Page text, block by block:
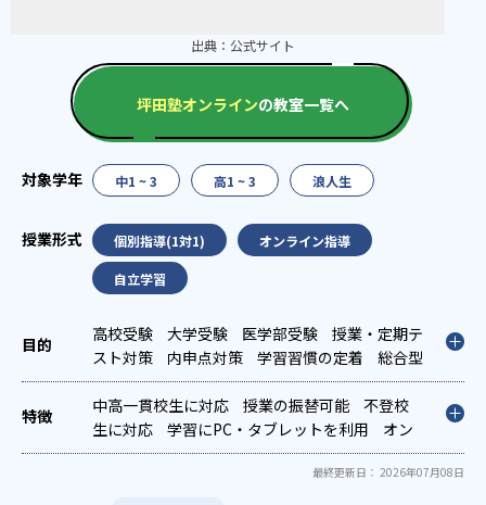
出典： 公式サイト
坪田塾オンラインの教室一覧へ
中1 ~ 3 高1 ~ 3 浪人生
個別指導(1対1) オンライン指導
自立学習
高校受験 大学受験 医学部受験
授業・定期テ
スト対策
内申点対策 学習習慣の定着
総合型
選抜(旧AO)対策
推薦入試対策
学校別特化対
策
国公立大対策 私大対策
共通テスト対策
英検(英語検定)対策
漢検(漢字検定)対策
数学
特化対策
英語・英会話特化対策
その他科目
中高一貫校生に対応 授業の振替可能
不登校
生に対応
学習にPC・タブレットを利用
オン
ライン対応
1科目から受講可能
季節講習のみ
発達障害の子どもに対応最終更新日： 2026年07月08日